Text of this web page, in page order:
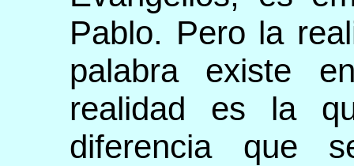
Pablo. Pero la
palabra existe
realidad es la
diferencia que